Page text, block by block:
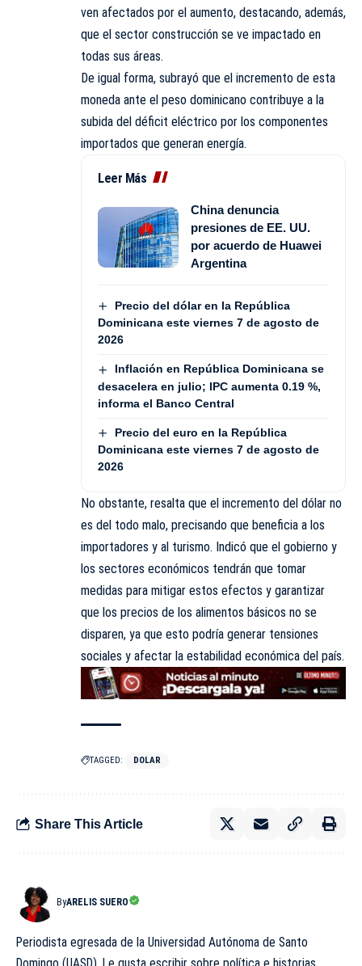
ven afectados por el aumento, destacando, además,
que el sector construcción se ve impactado en
todas sus áreas.
De igual forma, subrayó que el incremento de esta
moneda ante el peso dominicano contribuye a la
subida del déficit eléctrico por los componentes
importados que generan energía.
Leer Más
China denuncia
presiones de EE. UU.
por acuerdo de Huawei
Argentina
Precio del dólar en la República
Dominicana este viernes 7 de agosto de
2026
Inflación en República Dominicana se
desacelera en julio; IPC aumenta 0.19 %,
informa el Banco Central
Precio del euro en la República
Dominicana este viernes 7 de agosto de
2026
No obstante, resalta que el incremento del dólar no
es del todo malo, precisando que beneficia a los
importadores y al turismo. Indicó que el gobierno y
los sectores económicos tendrán que tomar
medidas para mitigar estos efectos y garantizar
que los precios de los alimentos básicos no se
disparen, ya que esto podría generar tensiones
sociales y afectar la estabilidad económica del país.
TAGGED: DOLAR
Share This Article
ByARELIS SUERO
Periodista egresada de la Universidad Autónoma de Santo